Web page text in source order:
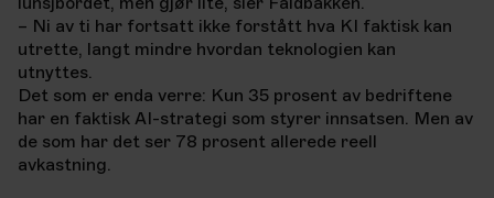
– Ni av ti har fortsatt ikke forstått hva KI faktisk kan
utrette, langt mindre hvordan teknologien kan
utnyttes.
Det som er enda verre: Kun 35 prosent av bedriftene
har en faktisk AI-strategi som styrer innsatsen. Men av
de som har det ser 78 prosent allerede reell
avkastning.